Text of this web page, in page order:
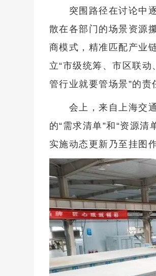
突围路径在讨论中
散在各部门的场景资源
商模式，精准匹配产业
立“市级统筹、市区联动
管行业就要管场景”的责
会上，来自上海交
的“需求清单”和“资源
实施动态更新乃至挂图作